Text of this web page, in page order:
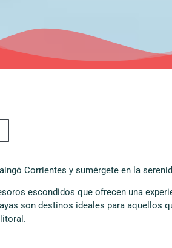
Corrientes y sumérgete en la
escondidos que ofrecen una
son destinos ideales para aquellos